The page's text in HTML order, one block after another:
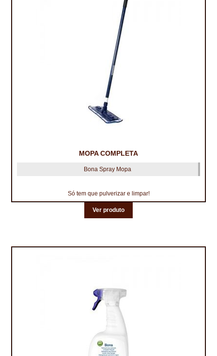
MOPA COMPLETA
Bona Spray Mopa
Só tem que pulverizar e limpar!
Ver produto